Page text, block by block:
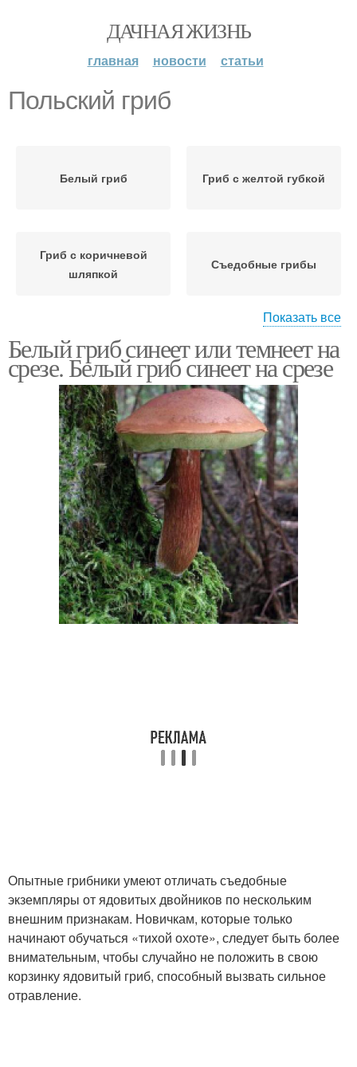
ДАЧНАЯ ЖИЗНЬ
главная новости статьи
Польский гриб
Белый гриб Гриб с желтой губкой
Гриб с коричневой
шляпкой
Съедобные грибы
Коричневые грибы Грибы с описанием
Вкусные грибы
Грибы с коричневой
шляпкой
Маленький гриб Гриб с желтой шляпкой
Желтые грибы Желтый гриб
шляпкой
Польский боровик Полубелый гриб
Показать все
Белый гриб синеет или темнеет на
срезе. Белый гриб синеет на срезе
Опытные грибники умеют отличать съедобные
экземпляры от ядовитых двойников по нескольким
внешним признакам. Новичкам, которые только
начинают обучаться «тихой охоте», следует быть более
внимательным, чтобы случайно не положить в свою
корзинку ядовитый гриб, способный вызвать сильное
отравление.